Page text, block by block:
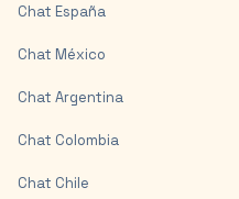
Chat España
Chat México
Chat Argentina
Chat Colombia
Chat Chile